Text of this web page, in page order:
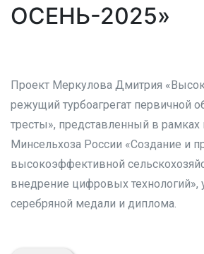
ОСЕНЬ-2025»
Проект Меркулова Дмитрия
режущий турбоагрегат первичной
тресты», представленный в рамках
Минсельхоза России «Создание и
высокоэффективной
внедрение цифровых технологий»,
серебряной медали и диплома.